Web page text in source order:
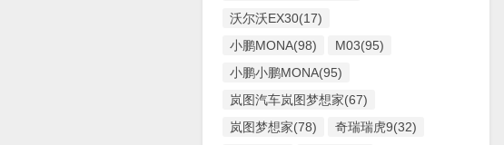
沃尔沃EX30(17)
小鹏MONA(98)
M03(95)
小鹏小鹏MONA(95)
岚图汽车岚图梦想家(67)
岚图梦想家(78)
奇瑞瑞虎9(32)